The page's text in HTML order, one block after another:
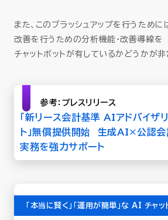
また、このブラッシュアップを行うため
改善を行うための分析機能・改善導線を
チャットボットが有しているかどうかが非
参考：プレスリリース
「新リース会計基準 AIアドバイザ
ト」無償提供開始 生成AI×公認会
実務を強力サポート
「本当に賢く」「運用が簡単」な AI チャッ